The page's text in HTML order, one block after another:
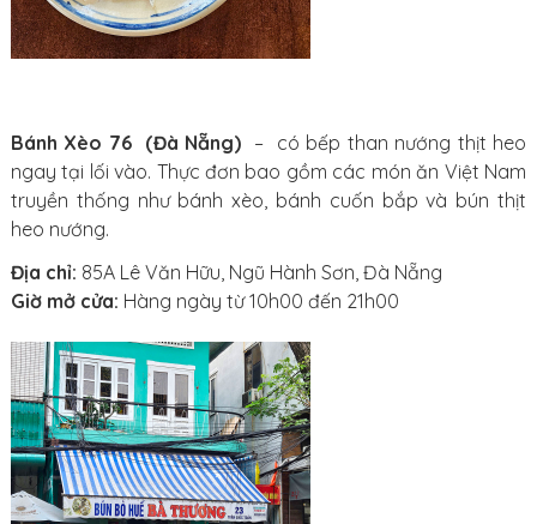
Bánh Xèo 76 (Đà Nẵng) – có bếp than nướng thịt heo
ngay tại lối vào. Thực đơn bao gồm các món ăn Việt Nam
truyền thống như bánh xèo, bánh cuốn bắp và bún thịt
heo nướng.
Địa chỉ: 85A Lê Văn Hữu, Ngũ Hành Sơn, Đà Nẵng
Giờ mở cửa: Hàng ngày từ 10h00 đến 21h00